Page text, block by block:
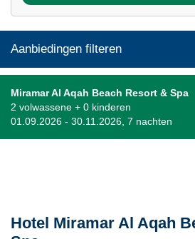
Aanbiedingen filteren
Miramar Al Aqah Beach Resort & Spa
2 volwassene + 0 kinderen
01.09.2026 - 30.11.2026, 7 nachten
Hotel Miramar Al Aqah